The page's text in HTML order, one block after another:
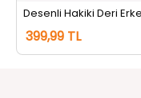
399,99 TL